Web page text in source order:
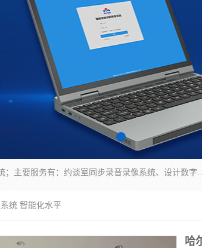
深圳鼎立宏泰科技有限公司专注做语音录像系统；主要服务有：约谈室同步录音录像系统、设计数字询问
统 智能化水平
哈